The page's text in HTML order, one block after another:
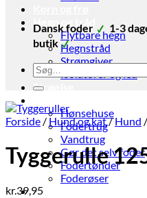
Flytbare hegn
Hegnstråd
Strømgiver
Strøelse
Hønsehuse
Fodertrug
Vandtrug
Gør det selv foder
Fodertønder
Foderøser
Hygiejne
Dansk foder 1-3
butik
Søg
efter:
Forside / Hund og kat/ Hund /
Tyggerulle
kr.39,95